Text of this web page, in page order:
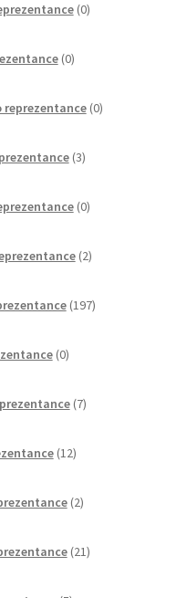
0izdelkov
0izdelkov
reprezentance 0izdelkov
3izdelki
0izdelkov
2izdelka
197izdelkov
0izdelkov
7izdelkov
12izdelkov
2izdelka
21izdelkov